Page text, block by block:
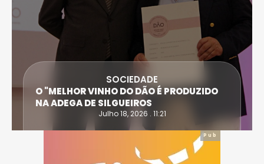
SOCIEDADE
O "MELHOR VINHO DO DÃO É PRODUZIDO
NA ADEGA DE SILGUEIROS
Julho 18, 2026 . 11:21
Pub